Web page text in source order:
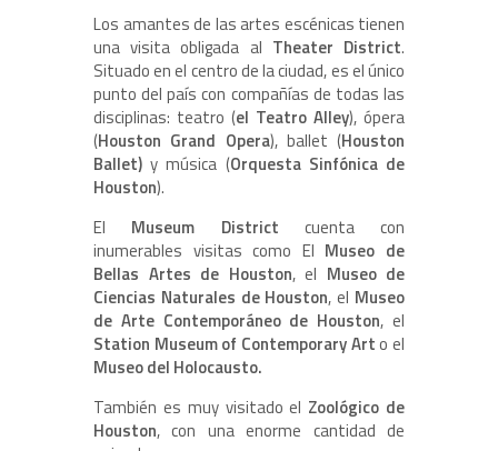
Los amantes de las artes escénicas tienen
una visita obligada al Theater District.
Situado en el centro de la ciudad, es el único
punto del país con compañías de todas las
disciplinas: teatro (el Teatro Alley), ópera
(Houston Grand Opera), ballet (Houston
Ballet) y música (Orquesta Sinfónica de
Houston).
El Museum District cuenta con
inumerables visitas como El Museo de
Bellas Artes de Houston, el Museo de
Ciencias Naturales de Houston, el Museo
de Arte Contemporáneo de Houston, el
Station Museum of Contemporary Arto el
Museo del Holocausto.
También es muy visitado el Zoológico de
Houston, con una enorme cantidad de